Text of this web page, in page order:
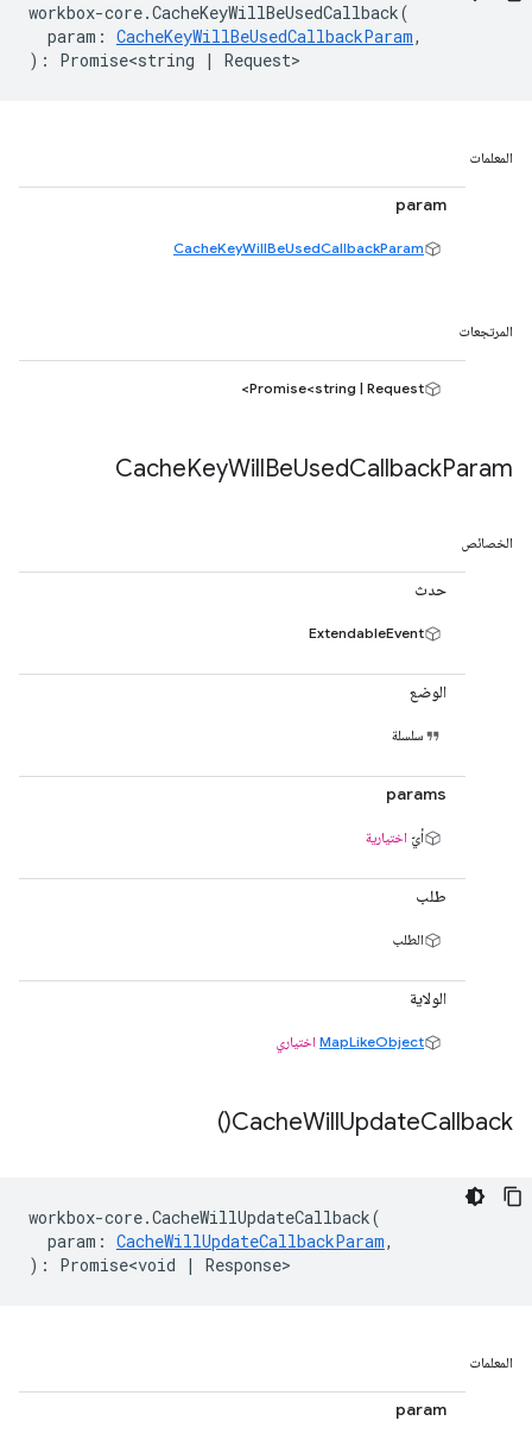
workbox-core.CacheKeyWillBeUsedCallback(
param : CacheKeyWillBeUsedCallbackParam,
) : Promise<string | Request>
المعلمات
param
CacheKeyWillBeUsedCallbackParam
المرتجعات
Promise<string | Request>
CacheKeyWillBeUsedCallbackParam
الخصائص
حدث
ExtendableEvent
الوضع
سلسلة
params
أيّ اختيارية
طلب
الطلب
الولاية
MapLikeObject اختياري
CacheWillUpdateCallback(
)
workbox-core.CacheWillUpdateCallback(
param : CacheWillUpdateCallbackParam,
) : Promise<void | Response>
المعلمات
param